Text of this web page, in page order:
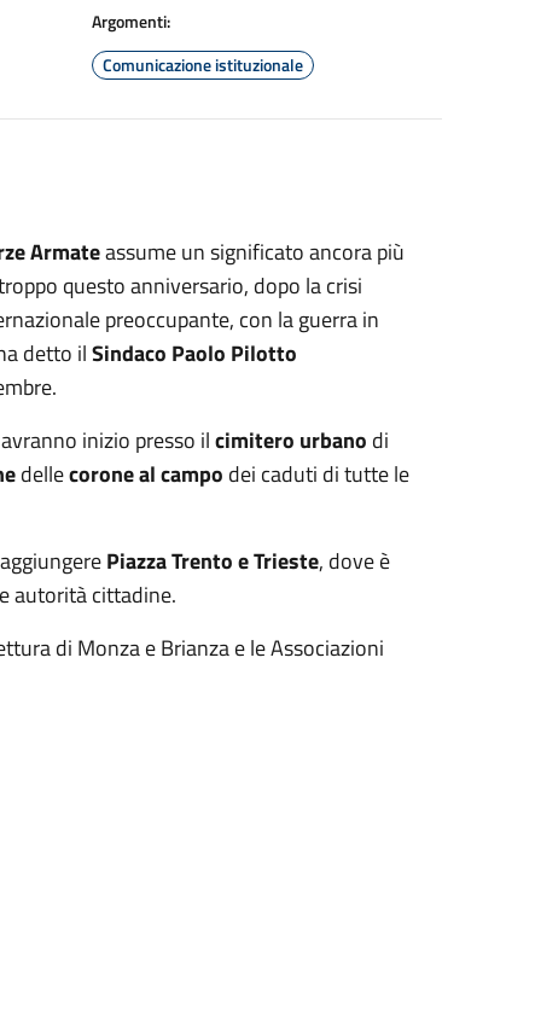
Argomenti:
Comunicazione istituzionale
Armateassume un significato ancora più
questo anniversario, dopo la crisi
preoccupante, con la guerra in
detto ilSindaco Paolo Pilotto
inizio presso ilcimitero urbano di
dellecorone al campo dei caduti di tutte le
Piazza Trento e Trieste, dove è
autorità cittadine.
di Monza e Brianza e le Associazioni